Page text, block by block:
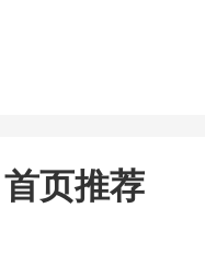
首页推荐